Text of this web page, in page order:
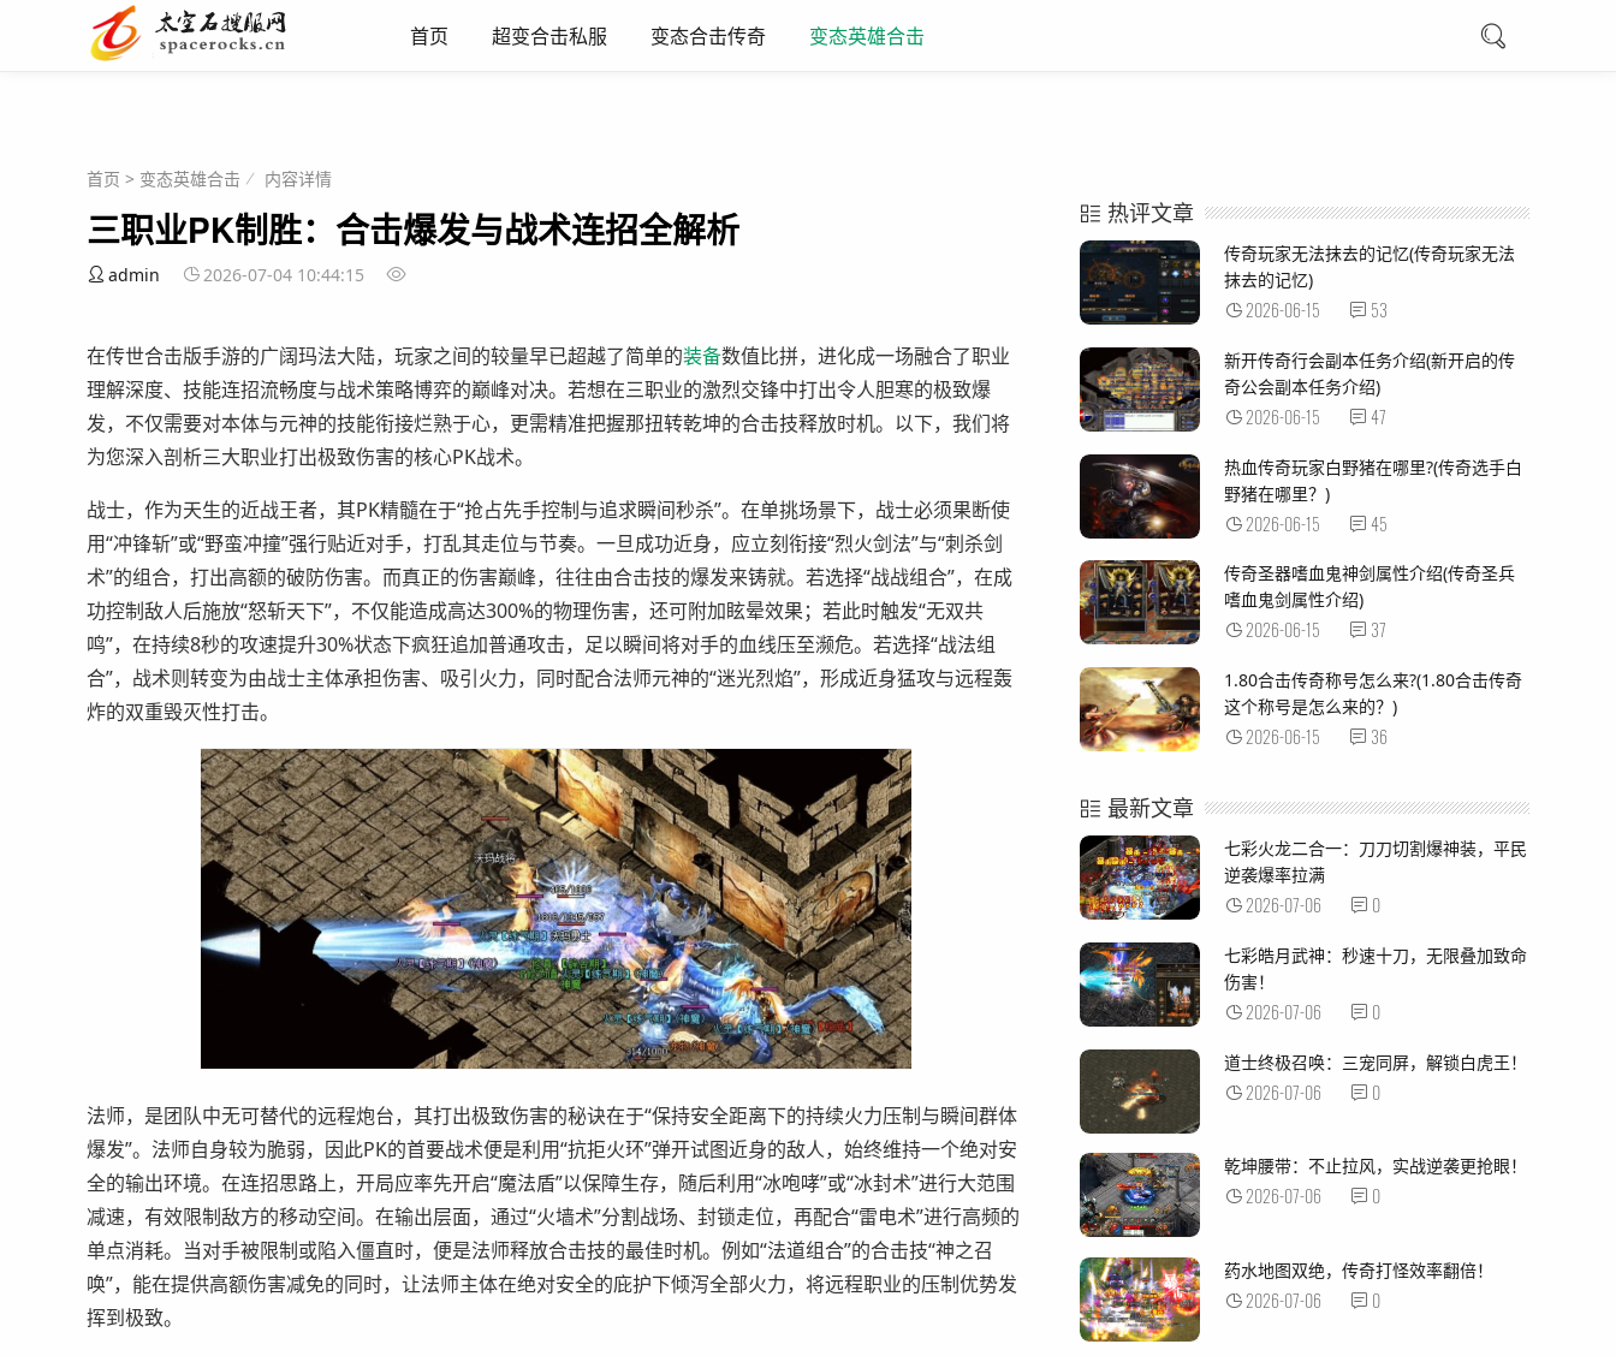
首页 超变合击私服 变态合击传奇 变态英雄合击
首页 > 变态英雄合击 内容详情
三职业PK制胜：合击爆发与战术连招全解析
admin 2026-07-04 10:44:15
在传世合击版手游的广阔玛法大陆，玩家之间的较量早已超越了简单的装备数值比拼，进化成一场融合了职业
理解深度、技能连招流畅度与战术策略博弈的巅峰对决。若想在三职业的激烈交锋中打出令人胆寒的极致爆
发，不仅需要对本体与元神的技能衔接烂熟于心，更需精准把握那扭转乾坤的合击技释放时机。以下，我们将
为您深入剖析三大职业打出极致伤害的核心PK战术。
战士，作为天生的近战王者，其PK精髓在于“抢占先手控制与追求瞬间秒杀”。在单挑场景下，战士必须果断使
用“冲锋斩”或“野蛮冲撞”强行贴近对手，打乱其走位与节奏。一旦成功近身，应立刻衔接“烈火剑法”与“刺杀剑
术”的组合，打出高额的破防伤害。而真正的伤害巅峰，往往由合击技的爆发来铸就。若选择“战战组合”，在成
功控制敌人后施放“怒斩天下”，不仅能造成高达300%的物理伤害，还可附加眩晕效果；若此时触发“无双共
鸣”，在持续8秒的攻速提升30%状态下疯狂追加普通攻击，足以瞬间将对手的血线压至濒危。若选择“战法组
合”，战术则转变为由战士主体承担伤害、吸引火力，同时配合法师元神的“迷光烈焰”，形成近身猛攻与远程轰
炸的双重毁灭性打击。
法师，是团队中无可替代的远程炮台，其打出极致伤害的秘诀在于“保持安全距离下的持续火力压制与瞬间群体
爆发”。法师自身较为脆弱，因此PK的首要战术便是利用“抗拒火环”弹开试图近身的敌人，始终维持一个绝对安
全的输出环境。在连招思路上，开局应率先开启“魔法盾”以保障生存，随后利用“冰咆哮”或“冰封术”进行大范围
减速，有效限制敌方的移动空间。在输出层面，通过“火墙术”分割战场、封锁走位，再配合“雷电术”进行高频的
单点消耗。当对手被限制或陷入僵直时，便是法师释放合击技的最佳时机。例如“法道组合”的合击技“神之召
唤”，能在提供高额伤害减免的同时，让法师主体在绝对安全的庇护下倾泻全部火力，将远程职业的压制优势发
挥到极致。
热评文章
传奇玩家无法抹去的记忆(传奇玩家无法
抹去的记忆)
2026-06-15 53
新开传奇行会副本任务介绍(新开启的传
奇公会副本任务介绍)
2026-06-15 47
热血传奇玩家白野猪在哪里?(传奇选手白
野猪在哪里？)
2026-06-15 45
传奇圣器嗜血鬼神剑属性介绍(传奇圣兵
嗜血鬼剑属性介绍)
2026-06-15 37
1.80合击传奇称号怎么来?(1.80合击传奇
这个称号是怎么来的？)
2026-06-15 36
最新文章
七彩火龙二合一：刀刀切割爆神装，平民
逆袭爆率拉满
2026-07-06 0
七彩皓月武神：秒速十刀，无限叠加致命
伤害！
2026-07-06 0
道士终极召唤：三宠同屏，解锁白虎王！
2026-07-06 0
乾坤腰带：不止拉风，实战逆袭更抢眼！
2026-07-06 0
药水地图双绝，传奇打怪效率翻倍！
2026-07-06 0